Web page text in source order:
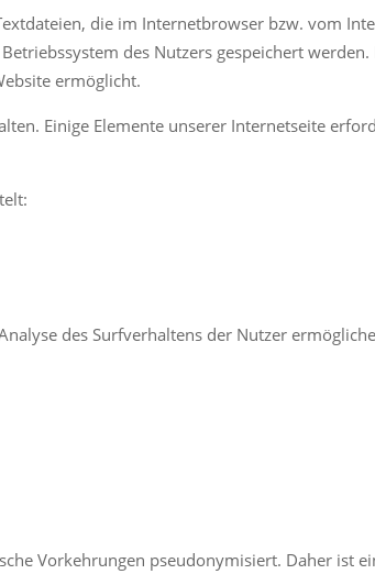
die im Internetbrowser bzw. vom
des Nutzers gespeichert
ermöglicht.
Einige Elemente unserer Internetseite
des Surfverhaltens der Nutzer
Vorkehrungen pseudonymisiert. Daher ist